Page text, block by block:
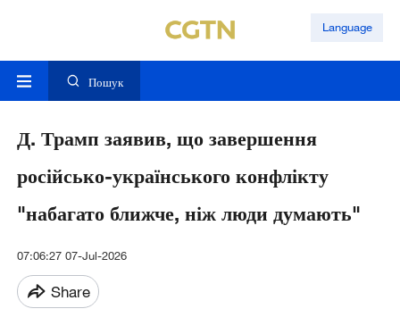
Language
Пошук
Д. Трамп заявив, що завершення
російсько-українського конфлікту
"набагато ближче, ніж люди думають"
07:06:27 07-Jul-2026
Share